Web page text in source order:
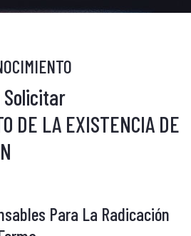
Solicitar
DE LA EXISTENCIA DE
Para La Radicación